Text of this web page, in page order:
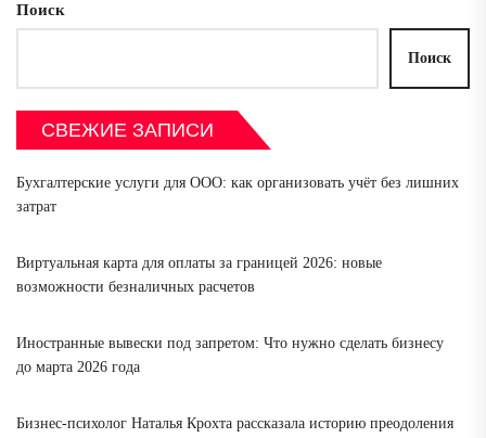
Поиск
Поиск
СВЕЖИЕ ЗАПИСИ
Бухгалтерские услуги для ООО: как организовать учёт без лишних
затрат
Виртуальная карта для оплаты за границей 2026: новые
возможности безналичных расчетов
Иностранные вывески под запретом: Что нужно сделать бизнесу
до марта 2026 года
Бизнес-психолог Наталья Крохта рассказала историю преодоления